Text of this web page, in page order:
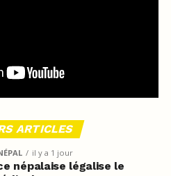
ARTICLES
il y a 1 jour
népalaise légalise le